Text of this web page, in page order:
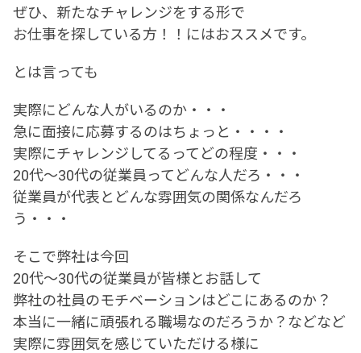
ぜひ、新たなチャレンジをする形で
お仕事を探している方！！にはおススメです。
とは言っても
実際にどんな人がいるのか・・・
急に面接に応募するのはちょっと・・・・
実際にチャレンジしてるってどの程度・・・
20代～30代の従業員ってどんな人だろ・・・
従業員が代表とどんな雰囲気の関係なんだろ
う・・・
そこで弊社は今回
20代～30代の従業員が皆様とお話して
弊社の社員のモチベーションはどこにあるのか？
本当に一緒に頑張れる職場なのだろうか？などなど
実際に雰囲気を感じていただける様に